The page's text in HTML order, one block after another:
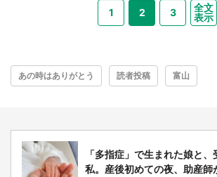
1 2 3
全文
表示
あの時はありがとう 読者投稿 富山
「多指症」で生まれた娘と
私。産後初めての夜、助産師